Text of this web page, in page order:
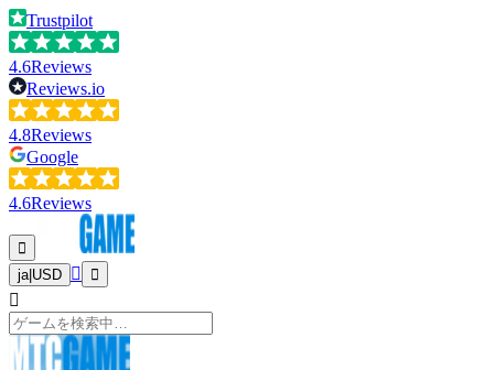
Trustpilot
4.6Reviews
Reviews.io
4.8Reviews
Google
4.6Reviews
ja| USD